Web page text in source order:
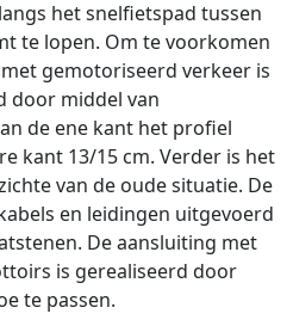
het snelfietspad tussen
te lopen. Om te voorkomen
gemotoriseerd verkeer is
door middel van
de ene kant het profiel
kant 13/15 cm. Verder is het
van de oude situatie. De
en leidingen uitgevoerd
De aansluiting met
is gerealiseerd door
te passen.